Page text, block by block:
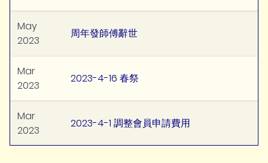
May
2023
周年發師傅辭世
Mar
2023
2023-4-16 春祭
Mar
2023
2023-4-1 調整會員申請費用